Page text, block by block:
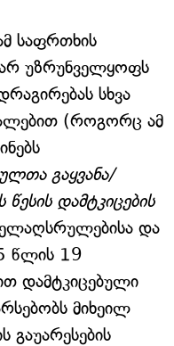
საფრთხის
უზრუნველყოფს
სხვა
(როგორც ამ
გაყვანა/
წესის დამტკიცების
და
წლის 19
დამტკიცებული
მიხეილ
გაუარესების